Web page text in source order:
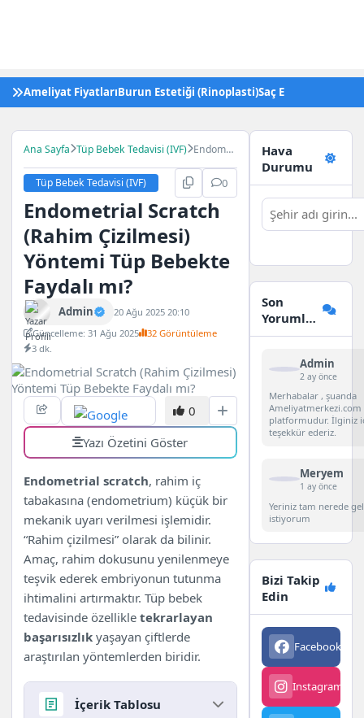
Ameliyat FiyatlarıBurun Estetiği (Rinoplasti)Saç Ekimi
Ana Sayfa Tüp Bebek Tedavisi (IVF) Endometrial
(Rahim
Çizilmesi)
Yöntemi
Tüp
mı?
Tüp Bebek Tedavisi (IVF) 0
Endometrial Scratch
(Rahim Çizilmesi)
Yöntemi Tüp Bebekte
Faydalı mı?
Admin
20 Ağu 2025 20:10
Güncelleme: 31 Ağu 2025
32 Görüntüleme
3 dk.
0
Yazı Özetini Göster
Endometrial scratch, rahim iç
tabakasına (endometrium) küçük bir
mekanik uyarı verilmesi işlemidir.
“Rahim çizilmesi” olarak da bilinir.
Amaç, rahim dokusunu yenilenmeye
teşvik ederek embriyonun tutunma
ihtimalini artırmaktır. Tüp bebek
tedavisinde özellikletekrarlayan
başarısızlık yaşayan çiftlerde
araştırılan yöntemlerden biridir.
İçerik Tablosu
Hava
Durumu
Son
Yorumlar
Admin
2 ay önce
Merhabalar , şuanda
platformudur. İlginiz
teşekkür ederiz.
Meryem
1 ay önce
Yeriniz tam nerede
istiyorum
Bizi Takip
Edin
Facebook
Instagram